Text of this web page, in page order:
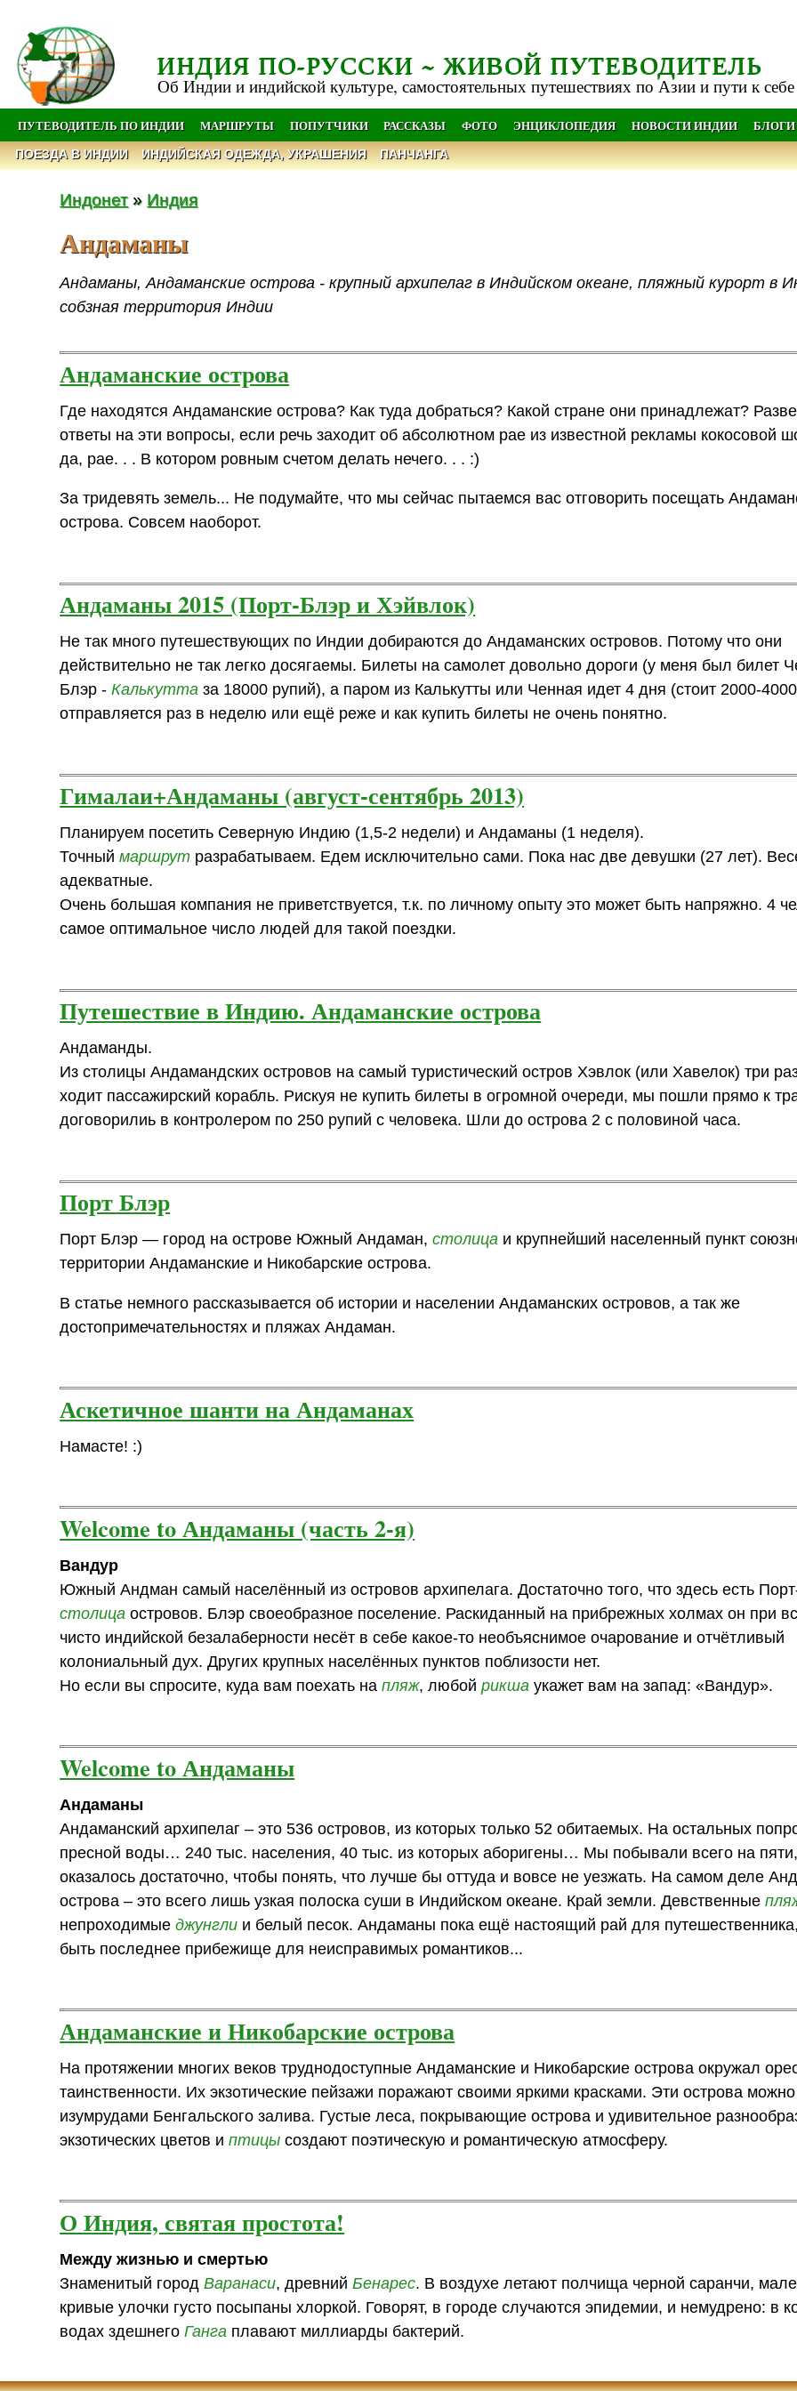
ИНДИЯ ПО-РУССКИ ~ ЖИВОЙ ПУТЕВОДИТЕЛЬ
Об Индии и индийской культуре, самостоятельных путешествиях по Азии и пути к себе
ПУТЕВОДИТЕЛЬ ПО ИНДИИ МАРШРУТЫ ПОПУТЧИКИ РАССКАЗЫ ФОТО ЭНЦИКЛОПЕДИЯ НОВОСТИ ИНДИИ БЛОГИ
ПОЕЗДА В ИНДИИ ИНДИЙСКАЯ ОДЕЖДА, УКРАШЕНИЯ ПАНЧАНГА
Индонет» Индия
Андаманы
Андаманы, Андаманские острова - крупный архипелаг в Индийском океане, пляжный курорт в
собзная территория Индии
Андаманские острова
Где находятся Андаманские острова? Как туда добраться? Какой стране они принадлежат?
ответы на эти вопросы, если речь заходит об абсолютном рае из известной рекламы кокосовой
да, рае. . . В котором ровным счетом делать нечего. . . :)
За тридевять земель... Не подумайте, что мы сейчас пытаемся вас отговорить посещать
острова. Совсем наоборот.
Андаманы 2015 (Порт-Блэр и Хэйвлок)
Не так много путешествующих по Индии добираются до Андаманских островов. Потому что они
действительно не так легко досягаемы. Билеты на самолет довольно дороги (у меня был билет
Блэр -Калькутта за 18000 рупий), а паром из Калькутты или Ченная идет 4 дня (стоит 2000-
отправляется раз в неделю или ещё реже и как купить билеты не очень понятно.
Гималаи+Андаманы (август-сентябрь 2013)
Планируем посетить Северную Индию (1,5-2 недели) и Андаманы (1 неделя).
Точныймаршрут разрабатываем. Едем исключительно сами. Пока нас две девушки (27 лет).
адекватные.
Очень большая компания не приветствуется, т.к. по личному опыту это может быть напряжно. 4
самое оптимальное число людей для такой поездки.
Путешествие в Индию. Андаманские острова
Андаманды.
Из столицы Андамандских островов на самый туристический остров Хэвлок (или Хавелок) три
ходит пассажирский корабль. Рискуя не купить билеты в огромной очереди, мы пошли прямо к
договорилиь в контролером по 250 рупий с человека. Шли до острова 2 с половиной часа.
Порт Блэр
Порт Блэр — город на острове Южный Андаман,столица и крупнейший населенный пункт
территории Андаманские и Никобарские острова.
В статье немного рассказывается об истории и населении Андаманских островов, а так же
достопримечательностях и пляжах Андаман.
Аскетичное шанти на Андаманах
Намасте! :)
Welcome to Андаманы (часть 2-я)
Вандур
Южный Андман самый населённый из островов архипелага. Достаточно того, что здесь есть
столица островов. Блэр своеобразное поселение. Раскиданный на прибрежных холмах он при
чисто индийской безалаберности несёт в себе какое-то необъяснимое очарование и отчётливый
колониальный дух. Других крупных населённых пунктов поблизости нет.
Но если вы спросите, куда вам поехать напляж, любойрикша укажет вам на запад: «Вандур».
Welcome to Андаманы
Андаманы
Андаманский архипелаг – это 536 островов, из которых только 52 обитаемых. На остальных
пресной воды… 240 тыс. населения, 40 тыс. из которых аборигены… Мы побывали всего на
оказалось достаточно, чтобы понять, что лучше бы оттуда и вовсе не уезжать. На самом деле
острова – это всего лишь узкая полоска суши в Индийском океане. Край земли. Девственные
непроходимыеджунгли и белый песок. Андаманы пока ещё настоящий рай для
быть последнее прибежище для неисправимых романтиков...
Андаманские и Никобарские острова
На протяжении многих веков труднодоступные Андаманские и Никобарские острова окружал
таинственности. Их экзотические пейзажи поражают своими яркими красками. Эти острова можно
изумрудами Бенгальского залива. Густые леса, покрывающие острова и удивительное
экзотических цветов иптицы создают поэтическую и романтическую атмосферу.
О Индия, святая простота!
Между жизнью и смертью
Знаменитый городВаранаси, древнийБенарес. В воздухе летают полчища черной саранчи,
кривые улочки густо посыпаны хлоркой. Говорят, в городе случаются эпидемии, и немудрено: в
водах здешнегоГанга плавают миллиарды бактерий.